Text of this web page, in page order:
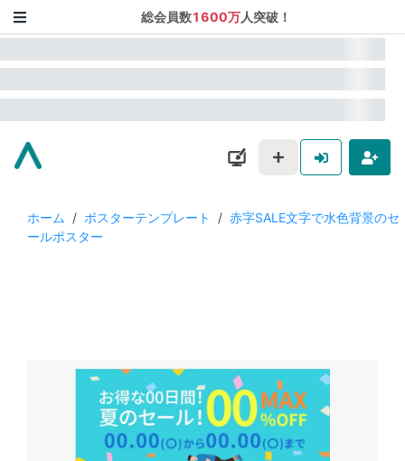
総会員数1600万人突破！
ホーム / ポスターテンプレート / 赤字SALE文字で水色背景のセ
ールポスター